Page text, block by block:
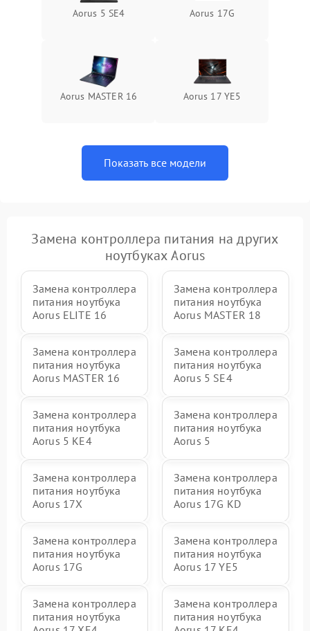
Aorus 5 SE4 Aorus 17G
Aorus MASTER 16 Aorus 17 YE5
Показать все модели
Замена контроллера питания на других
ноутбуках Aorus
Замена контроллера
питания ноутбука
Aorus ELITE 16
Замена контроллера
питания ноутбука
Aorus MASTER 18
Замена контроллера
питания ноутбука
Aorus MASTER 16
Замена контроллера
питания ноутбука
Aorus 5 SE4
Замена контроллера
питания ноутбука
Aorus 5 KE4
Замена контроллера
питания ноутбука
Aorus 5
Замена контроллера
питания ноутбука
Aorus 17X
Замена контроллера
питания ноутбука
Aorus 17G KD
Замена контроллера
питания ноутбука
Aorus 17G
Замена контроллера
питания ноутбука
Aorus 17 YE5
Замена контроллера
питания ноутбука
Замена контроллера
питания ноутбука